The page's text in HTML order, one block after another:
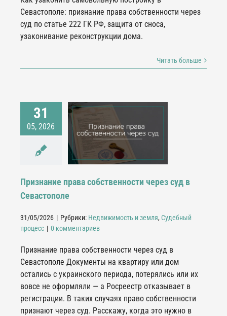
Севастополе: признание права собственности через
суд по статье 222 ГК РФ, защита от сноса,
узаконивание реконструкции дома.
Читать больше
31
05, 2026
права
через суд в
и земля
Признание права собственности через суд в
Севастополе
31/05/2026 | Рубрики: Недвижимость и земля, Судебный
процесс | 0 комментариев
Признание права собственности через суд в
Севастополе Документы на квартиру или дом
остались с украинского периода, потерялись или их
вовсе не оформляли — а Росреестр отказывает в
регистрации. В таких случаях право собственности
признают через суд. Расскажу, когда это нужно в